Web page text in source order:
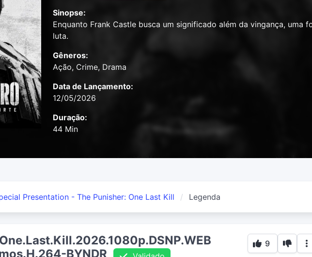
Sinopse:
Enquanto Frank Castle busca um significado além da vingança, uma
luta.
Gêneros:
Ação, Crime, Drama
Data de Lançamento:
12/05/2026
Duração:
44 Min
Presentation - The Punisher: One Last Kill Legenda
BYNDR
9